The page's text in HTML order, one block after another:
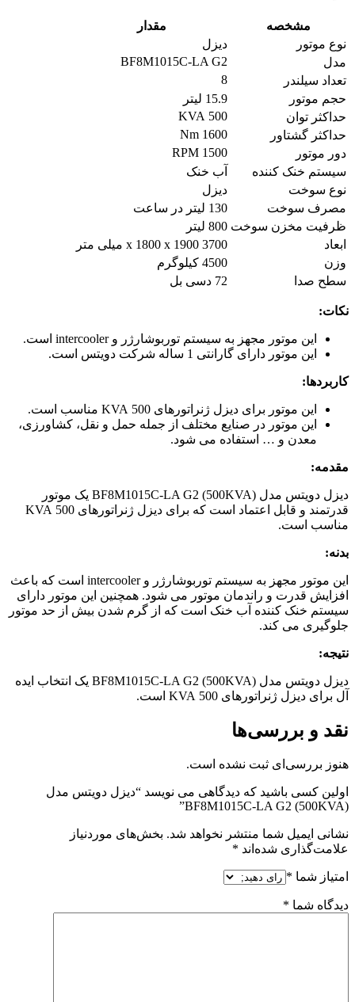
مشخصه
مقدار
نوع موتور
دیزل
مدل
BF8M1015C-LA G2
تعداد سیلندر
8
حجم موتور
15.9 لیتر
حداکثر توان
500 KVA
حداکثر گشتاور
1600 Nm
دور موتور
1500 RPM
سیستم خنک کننده
آب خنک
نوع سوخت
دیزل
مصرف سوخت
130 لیتر در ساعت
ظرفیت مخزن سوخت 800 لیتر
ابعاد
3700 x 1800 x 1900 میلی متر
وزن
4500 کیلوگرم
سطح صدا
72 دسی بل
نکات:
این موتور مجهز به سیستم توربوشارژر و intercooler است.
این موتور دارای گارانتی 1 ساله شرکت دویتس است.
کاربردها:
این موتور برای دیزل ژنراتورهای 500 KVA مناسب است.
این موتور در صنایع مختلف از جمله حمل و نقل، کشاورزی،
معدن و … استفاده می شود.
مقدمه:
دیزل دویتس مدل BF8M1015C-LA G2 (500KVA) یک موتور
قدرتمند و قابل اعتماد است که برای دیزل ژنراتورهای 500 KVA
مناسب است.
بدنه:
این موتور مجهز به سیستم توربوشارژر و intercooler است که باعث
افزایش قدرت و راندمان موتور می شود. همچنین این موتور دارای
سیستم خنک کننده آب خنک است که از گرم شدن بیش از حد موتور
جلوگیری می کند.
نتیجه:
دیزل دویتس مدل BF8M1015C-LA G2 (500KVA) یک انتخاب ایده
آل برای دیزل ژنراتورهای 500 KVA است.
نقد و بررسی‌ها
هنوز بررسی‌ای ثبت نشده است.
اولین کسی باشید که دیدگاهی می نویسد “دیزل دویتس مدل
BF8M1015C-LA G2 (500KVA)”
نشانی ایمیل شما منتشر نخواهد شد. بخش‌های موردنیاز
علامت‌گذاری شده‌اند *
امتیاز شما *
دیدگاه شما *